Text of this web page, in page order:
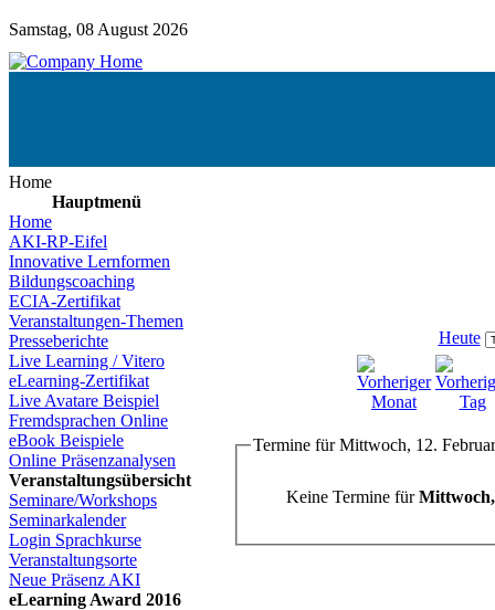
Samstag, 08 August 2026
Home
Hauptmenü
Home
AKI-RP-Eifel
Innovative Lernformen
Bildungscoaching
ECIA-Zertifikat
Veranstaltungen-Themen
Presseberichte
Live Learning / Vitero
eLearning-Zertifikat
Live Avatare Beispiel
Fremdsprachen Online
eBook Beispiele
Online Präsenzanalysen
Veranstaltungsübersicht
Seminare/Workshops
Seminarkalender
Login Sprachkurse
Veranstaltungsorte
Neue Präsenz AKI
eLearning Award 2016
Heute
Termine für Mittwoch, 12.
Keine Termine für